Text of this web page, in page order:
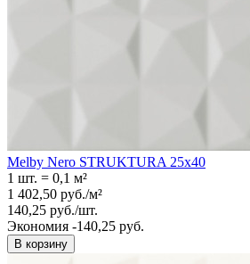
Melby Nero STRUKTURA 25x40
1 шт. = 0,1 м²
1 402,50 руб./м²
140,25 руб./шт.
Экономия -140,25 руб.
В корзину